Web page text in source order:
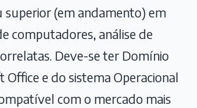
superior (em andamento) em
computadores, análise de
Deve-se ter Domínio
e do sistema Operacional
com o mercado mais